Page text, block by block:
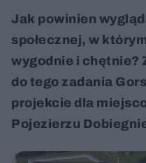
Jak powinien
społecznej, w
wygodnie i chętnie?
do tego zadania
projekcie dla
Pojezierzu